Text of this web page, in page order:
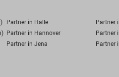
Partner in Halle Partner
Partner in Hannover Partner
Partner in Jena Partner